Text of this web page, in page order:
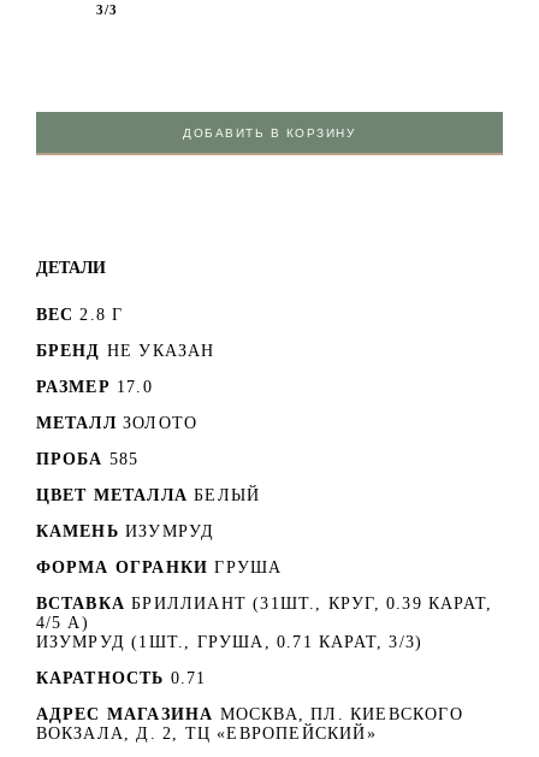
3/3
ДОБАВИТЬ В КОРЗИНУ
ДЕТАЛИ
ВЕС 2.8 Г
БРЕНД НЕ УКАЗАН
РАЗМЕР 17.0
МЕТАЛЛ ЗОЛОТО
ПРОБА 585
ЦВЕТ МЕТАЛЛА БЕЛЫЙ
КАМЕНЬ ИЗУМРУД
ФОРМА ОГРАНКИ ГРУША
ВСТАВКА БРИЛЛИАНТ (31ШТ., КРУГ, 0.39 КАРАТ,
4/5 А)
ИЗУМРУД (1ШТ., ГРУША, 0.71 КАРАТ, 3/3)
КАРАТНОСТЬ 0.71
АДРЕС МАГАЗИНА МОСКВА, ПЛ. КИЕВСКОГО
ВОКЗАЛА, Д. 2, ТЦ «ЕВРОПЕЙСКИЙ»